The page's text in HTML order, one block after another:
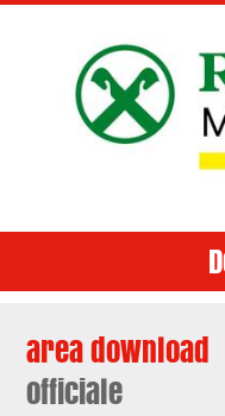
area download
officiale